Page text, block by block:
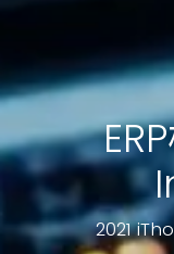
2021